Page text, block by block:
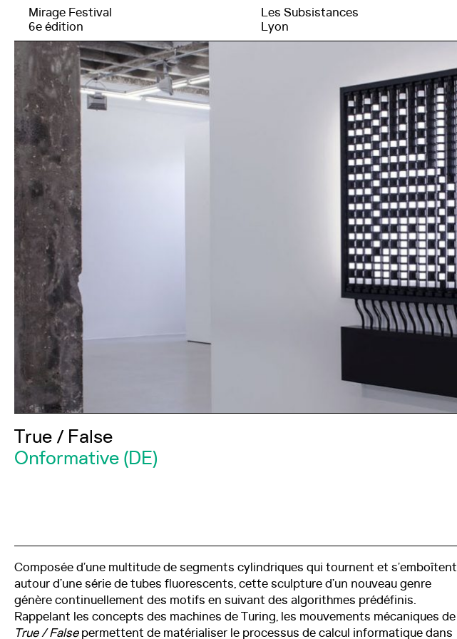
Mirage Festival
6e édition
Les Subsistances
Lyon
Le festival
Soirées
Parcours d'exposition
Mirage Creative+
Devenir bénévole
Recherche
True / False
Onformative (DE)
Composée d’une multitude de segments cylindriques qui tournent et s’emboîtent
autour d’une série de tubes fluorescents, cette sculpture d’un nouveau genre
génère continuellement des motifs en suivant des algorithmes prédéfinis.
Rappelant les concepts des machines de Turing, les mouvements mécaniques de
True / Falsepermettent de matérialiser le processus de calcul informatique dans